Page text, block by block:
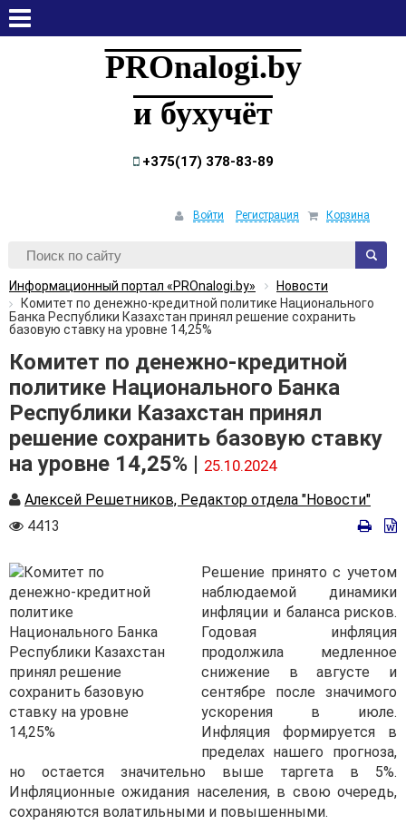
PROnalogi.by
и бухучёт
+375(17) 378-83-89
Войти Регистрация Корзина
Информационный портал «PROnalogi.by»
Новости
Комитет по денежно-кредитной политике Национального
Банка Республики Казахстан принял решение сохранить
базовую ставку на уровне 14,25%
Комитет по денежно-кредитной
политике Национального Банка
Республики Казахстан принял
решение сохранить базовую ставку
на уровне 14,25% | 25.10.2024
Автор
Алексей Решетников, Редактор отдела "Новости"
Количество
4413
Решение принято с учетом
наблюдаемой динамики
инфляции и баланса рисков.
Годовая инфляция
продолжила медленное
снижение в августе и
сентябре после значимого
ускорения в июле.
Инфляция формируется в
пределах нашего прогноза,
но остается значительно выше таргета в 5%.
Инфляционные ожидания населения, в свою очередь,
сохраняются волатильными и повышенными.